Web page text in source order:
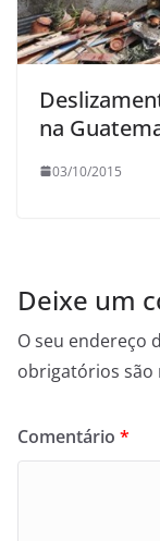
na
03/10/2015
Deixe um
O seu endereço
obrigatórios são
Comentário *